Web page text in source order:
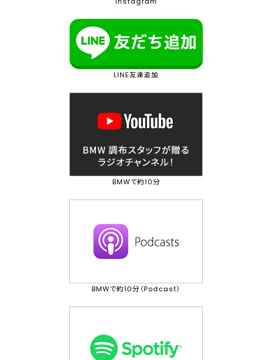
LINE友達追加
BMWで約10分
BMWで約10分（Podcast）